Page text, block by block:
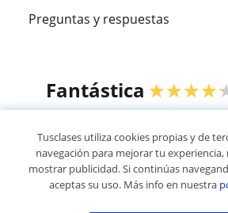
Preguntas y respuestas
Fantástica
© 2007 - 2026
Tusclases utiliza cookies propias y de
navegación para mejorar tu
mostrar publicidad. Si continúas
aceptas su uso. Más info en nuestra